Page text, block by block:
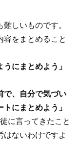
しいものです。
容をまとめること
にまとめよう」
で、自分で気づい
にまとめよう」
に言ってきたこと
はないわけですよ